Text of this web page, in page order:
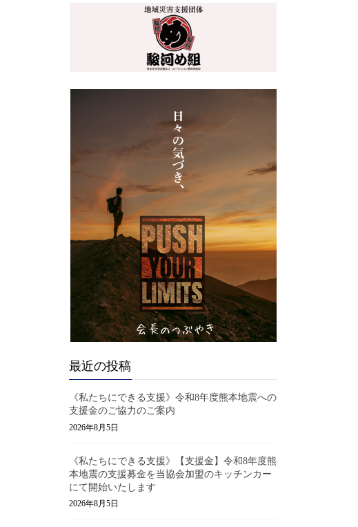
最近の投稿
《私たちにできる支援》令和8年度熊本地震への
支援金のご協力のご案内
2026年8月5日
《私たちにできる支援》【支援金】令和8年度熊
本地震の支援募金を当協会加盟のキッチンカー
にて開始いたします
2026年8月5日